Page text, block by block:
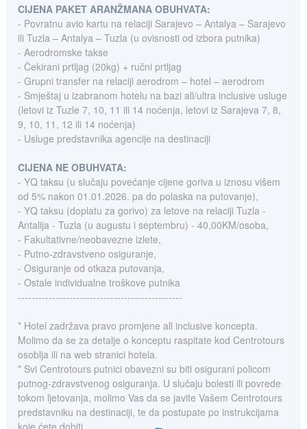
CIJENA PAKET ARANŽMANA OBUHVATA:
- Povratnu avio kartu na relaciji Sarajevo – Antalya – Sarajevo
ili Tuzla – Antalya – Tuzla (u ovisnosti od izbora putnika)
- Aerodromske takse
- Čekirani prtljag (20kg) + ručni prtljag
- Grupni transfer na relaciji aerodrom – hotel – aerodrom
- Smještaj u izabranom hotelu na bazi all/ultra inclusive usluge
(letovi iz Tuzle 7, 10, 11 ili 14 noćenja, letovi iz Sarajeva 7, 8,
9, 10, 11, 12 ili 14 noćenja)
- Usluge predstavnika agencije na destinaciji
CIJENA NE OBUHVATA:
- YQ taksu (u slučaju povećanje cijene goriva u iznosu višem
od 5% nakon 01.01.2026. pa do polaska na putovanje),
- YQ taksu (doplatu za gorivo) za letove na relaciji Tuzla -
Antalija - Tuzla (u augustu i septembru) - 40,00KM/osoba,
- Fakultativne/neobavezne izlete,
- Putno-zdravstveno osiguranje,
- Osiguranje od otkaza putovanja,
- Ostale individualne troškove putnika
------------------------------------------------
* Hotel zadržava pravo promjene all inclusive koncepta.
Molimo da se za detalje o konceptu raspitate kod Centrotours
osoblja ili na web stranici hotela.
* Svi Centrotours putnici obavezni su biti osigurani policom
putnog-zdravstvenog osiguranja. U slučaju bolesti ili povrede
tokom ljetovanja, molimo Vas da se javite Vašem Centrotours
predstavniku na destinaciji, te da postupate po instrukcijama
koje ćete dobiti.